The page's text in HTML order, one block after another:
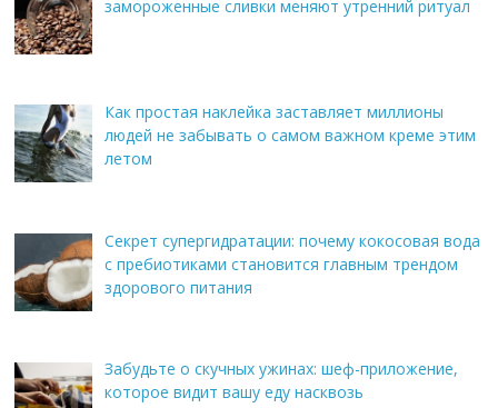
замороженные сливки меняют утренний ритуал
Как простая наклейка заставляет миллионы
людей не забывать о самом важном креме этим
летом
Секрет супергидратации: почему кокосовая вода
с пребиотиками становится главным трендом
здорового питания
Забудьте о скучных ужинах: шеф-приложение,
которое видит вашу еду насквозь